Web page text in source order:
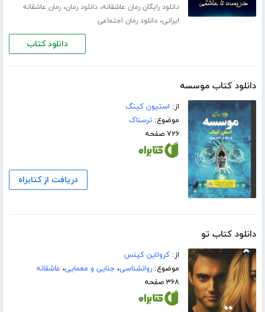
دانلود رایگان رمان عاشقانه،دانلود رمان،رمان عاشقانه
ایرانی،دانلود رمان اجتماعی
دانلود کتاب
دانلود کتاب موسسه
از: استیون کینگ
موضوع:ترسناک
۷۲۶ صفحه
دریافت از کتابراه
دانلود کتاب تو
از:کرولاین کپنس
موضوع:روانشناسی،جنایی و معمایی، عاشقانه
۳۶۸ صفحه